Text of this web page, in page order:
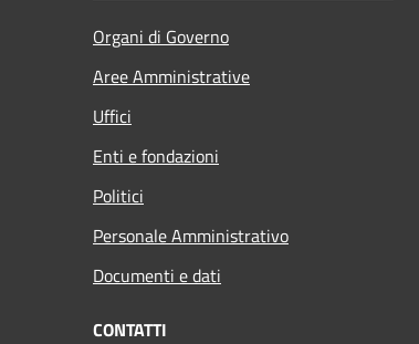
Organi di Governo
Aree Amministrative
Uffici
Enti e fondazioni
Politici
Personale Amministrativo
Documenti e dati
CONTATTI